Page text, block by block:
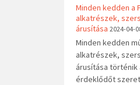
Minden kedden a
alkatrészek,
árusítása 2024-04-
Minden kedden
alkatrészek,
árusítása történik
érdeklődőt